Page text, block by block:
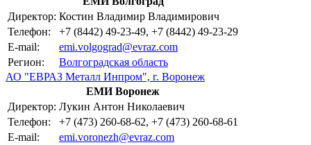
Директор: Костин Владимир Владимирович
Телефон:
+7 (8442) 49-23-49, +7 (8442) 49-23-29
E-mail:
emi.volgograd@evraz.com
Регион:
Волгоградская область
АО "ЕВРАЗ Металл Инпром", г. Воронеж
ЕМИ Воронеж
Директор: Лукин Антон Николаевич
Телефон:
+7 (473) 260-68-62, +7 (473) 260-68-61
E-mail:
emi.voronezh@evraz.com